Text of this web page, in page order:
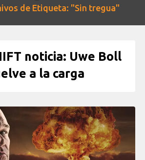
de Etiqueta: "Sin tregua"
noticia: Uwe Boll
a la carga